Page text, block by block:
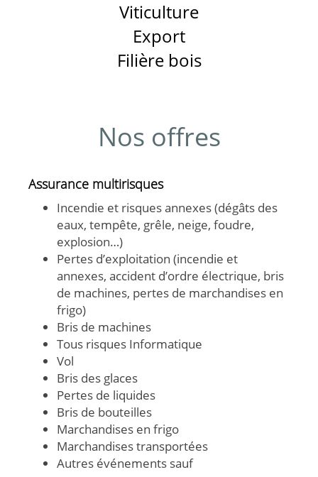
Viticulture
Export
Filière bois
Nos offres
Assurance multirisques
Incendie et risques annexes (dégâts des
eaux, tempête, grêle, neige, foudre,
explosion…)
Pertes d’exploitation (incendie et
annexes, accident d’ordre électrique, bris
de machines, pertes de marchandises en
frigo)
Bris de machines
Tous risques Informatique
Vol
Bris des glaces
Pertes de liquides
Bris de bouteilles
Marchandises en frigo
Marchandises transportées
Autres événements sauf